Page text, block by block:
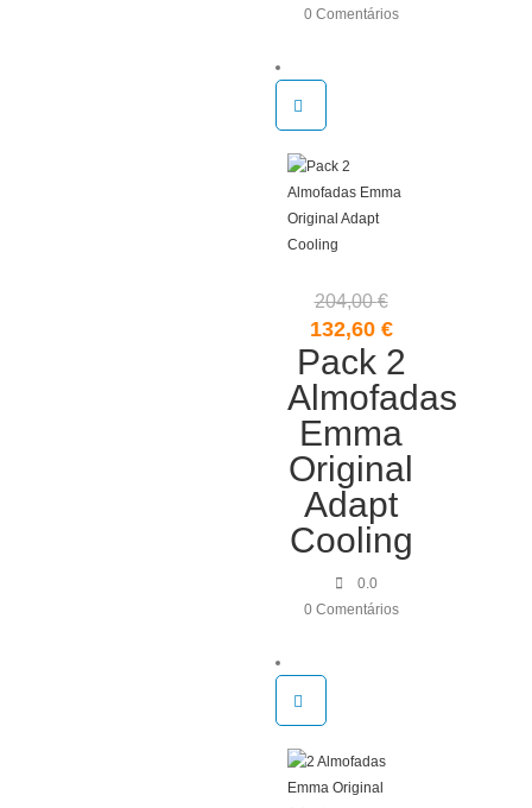
0 Comentários
204,00€
O
preço
original
era:
204,00 €.
132,60 €
preço
atual
é:
Pack 2
Almofadas
Emma
Original
Adapt
Cooling
0.0
0 Comentários